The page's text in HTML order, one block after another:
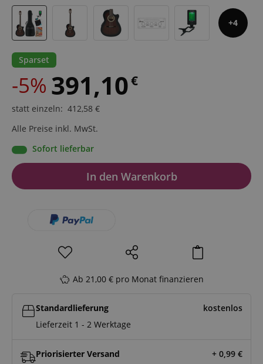
4
Sparset
-5% 391,10€
statt einzeln: 412,58 €
Alle Preise inkl. MwSt.
Sofort lieferbar
In den Warenkorb
Ab 21,00 € pro Monat finanzieren
Standardlieferung
kostenlos
Lieferzeit 1 - 2 Werktage
Priorisierter Versand + 0,99 €